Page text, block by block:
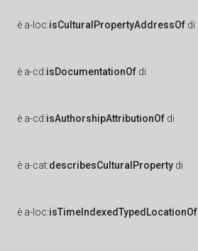
è a-loc:isCulturalPropertyAddressOf di
è a-cd:isDocumentationOf di
è a-cd:isAuthorshipAttributionOf di
è a-cat:describesCulturalProperty di
è a-loc:isTimeIndexedTypedLocationOf